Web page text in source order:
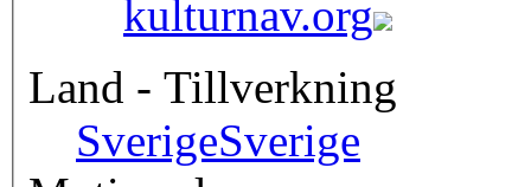
kulturnav.org
Land - Tillverkning
SverigeSverige